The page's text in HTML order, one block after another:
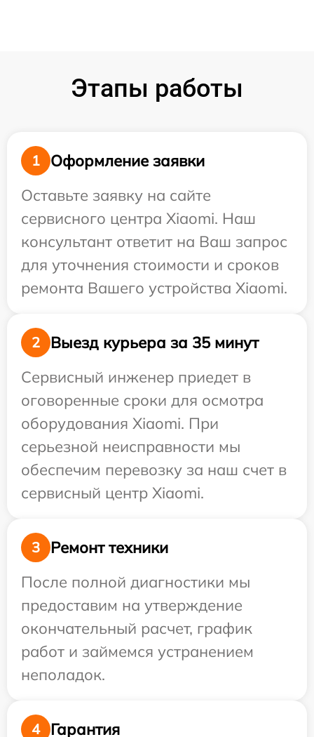
Этапы работы
1
Оформление заявки
Оставьте заявку на сайте
сервисного центра Xiaomi. Наш
консультант ответит на Ваш запрос
для уточнения стоимости и сроков
ремонта Вашего устройства Xiaomi.
2
Выезд курьера за 35 минут
Сервисный инженер приедет в
оговоренные сроки для осмотра
оборудования Xiaomi. При
серьезной неисправности мы
обеспечим перевозку за наш счет в
сервисный центр Xiaomi.
3
Ремонт техники
После полной диагностики мы
предоставим на утверждение
окончательный расчет, график
работ и займемся устранением
неполадок.
4 Гарантия